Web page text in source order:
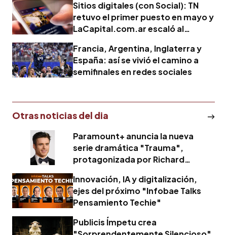
Sitios digitales (con Social): TN
retuvo el primer puesto en mayo y
LaCapital.com.ar escaló al
Francia, Argentina, Inglaterra y
España: así se vivió el camino a
semifinales en redes sociales
Otras noticias del dia
Paramount+ anuncia la nueva
serie dramática "Trauma",
protagonizada por Richard
Innovación, IA y digitalización,
ejes del próximo "Infobae Talks
Pensamiento Techie"
Publicis Ímpetu crea